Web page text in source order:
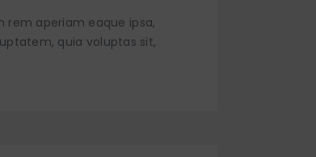
aperiam eaque ipsa,
quia voluptas sit,